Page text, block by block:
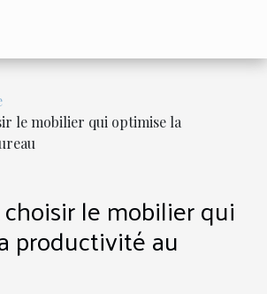
le mobilier qui optimise la
le mobilier qui
productivité au